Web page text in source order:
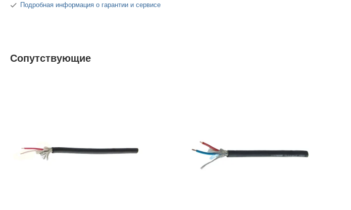
Подробная информация о гарантии и сервисе
Сопутствующие